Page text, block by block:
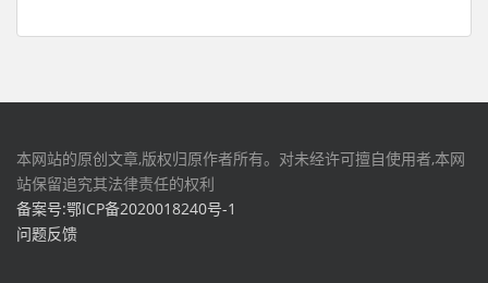
本网站的原创文章,版权归原作者所有。对未经许可擅自使用者,本网
站保留追究其法律责任的权利
备案号:鄂ICP备2020018240号-1
问题反馈